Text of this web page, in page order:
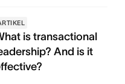
is transactional
And is it